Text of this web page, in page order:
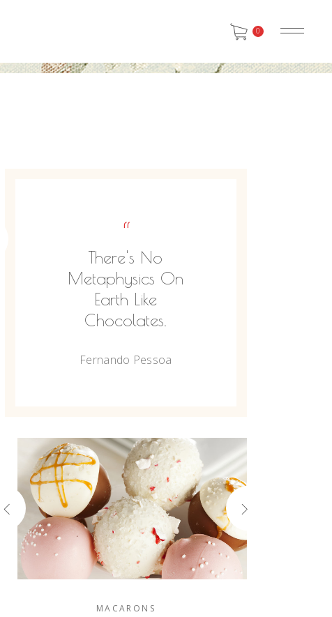
0
“
There's No
Metaphysics On
Earth Like
Chocolates.
Fernando Pessoa
MACARONS